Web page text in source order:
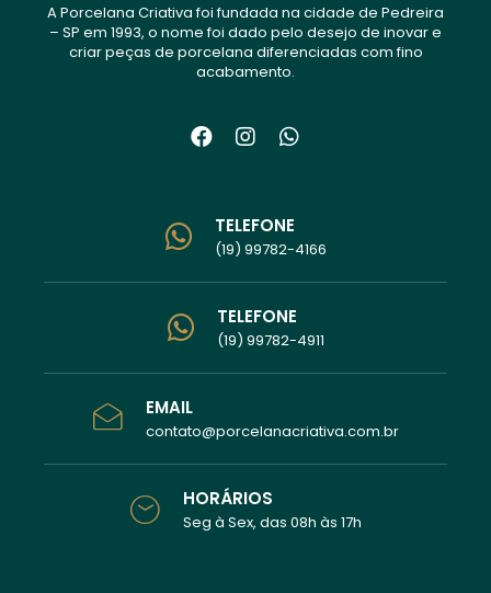
A Porcelana Criativa foi fundada na cidade de Pedreira
– SP em 1993, o nome foi dado pelo desejo de inovar e
criar peças de porcelana diferenciadas com fino
acabamento.
TELEFONE
(19) 99782-4166
TELEFONE
(19) 99782-4911
EMAIL
contato@porcelanacriativa.com.br
HORÁRIOS
Seg à Sex, das 08h às 17h